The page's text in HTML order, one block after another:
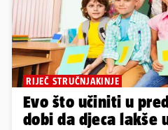
RIJEČ STRUČNJAKINJE
Evo što učiniti u
dobi da djeca lakše